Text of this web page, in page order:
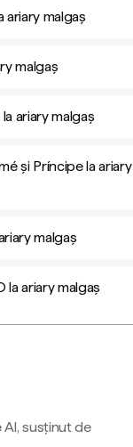
ariary malgaș
malgaș
ariary malgaș
și Príncipe la ariary
malgaș
la ariary malgaș
susținut de